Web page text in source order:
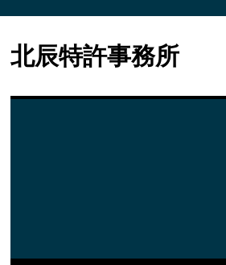
テ
ン
へ
北辰特許事務所